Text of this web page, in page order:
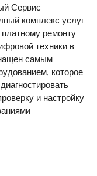
Cервис
комплекс услуг
платному ремонту
техники в
самым
которое
и настройку